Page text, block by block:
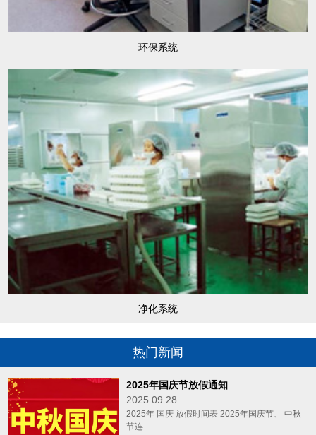
环保系统
净化系统
热门新闻
2025年国庆节放假通知
2025.09.28
2025年 国庆 放假时间表 2025年国庆节、 中秋
节连...